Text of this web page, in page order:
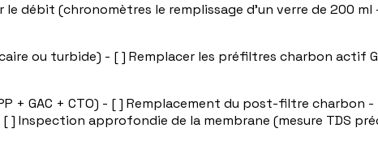
le débit (chronomètres le remplissage d'un verre de 200
ou turbide) - [ ] Remplacer les préfiltres charbon actif
+ GAC + CTO) - [ ] Remplacement du post-filtre charbon
Inspection approfondie de la membrane (mesure TDS